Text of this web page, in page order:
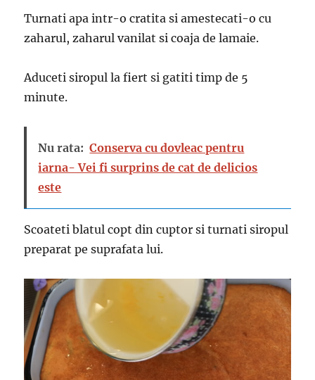
Turnati apa intr-o cratita si amestecati-o cu
zaharul, zaharul vanilat si coaja de lamaie.
Aduceti siropul la fiert si gatiti timp de 5
minute.
Nu rata: Conserva cu dovleac pentru
iarna- Vei fi surprins de cat de delicios
este
Scoateti blatul copt din cuptor si turnati siropul
preparat pe suprafata lui.